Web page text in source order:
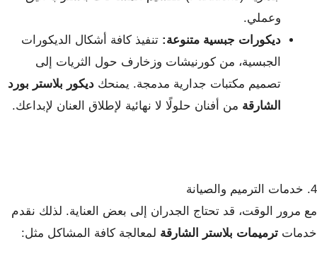
وعملي.
ديكورات جبسية متنوعة: تنفيذ كافة أشكال الديكورات
الجبسية، من كورنيشات وزخارف حول الثريات إلى
تصميم مكتبات جدارية مدمجة. يمنحك ديكور بلاستر بورد
الشارقة من أفنان حلولًا لا نهائية لإطلاق العنان لإبداعك.
4. خدمات الترميم والصيانة
مع مرور الوقت، قد تحتاج الجدران إلى بعض العناية. لذلك نقدم
خدمات ترميمات بلاستر الشارقة لمعالجة كافة المشاكل مثل: